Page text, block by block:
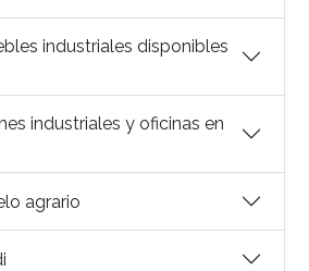
industriales disponibles
industriales y oficinas en
agrario